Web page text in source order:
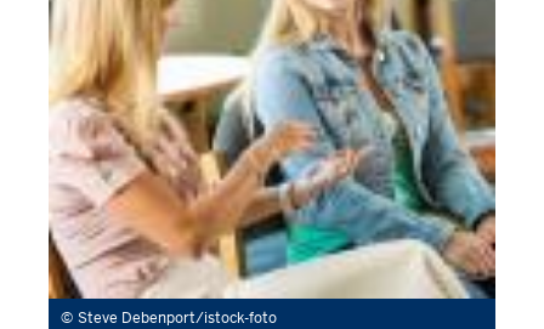
Steve Debenport/istock-foto